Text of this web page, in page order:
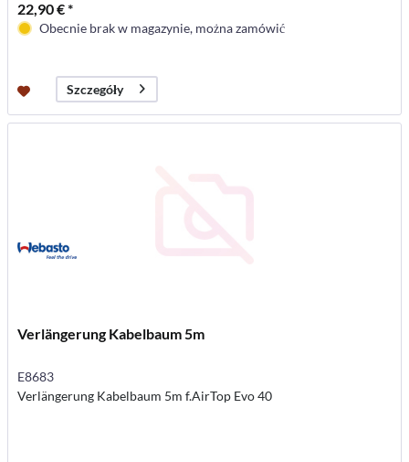
22,90 € *
Obecnie brak w magazynie, można zamówić
Szczegóły
Verlängerung Kabelbaum 5m
E8683
Verlängerung Kabelbaum 5m f.AirTop Evo 40